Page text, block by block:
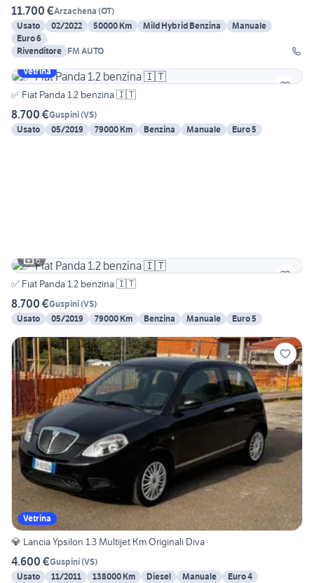
11.700 €Arzachena (OT)
Usato
02/2022 50000 Km Mild Hybrid Benzina
Manuale
Euro 6
Rivenditore FM AUTO
Vetrina
✅ Fiat Panda 1.2 benzina 🇮🇹
8.700 €Guspini(VS)
Usato
05/2019 79000 Km Benzina Manuale Euro 5
6
✅ Fiat Panda 1.2 benzina 🇮🇹
8.700 €Guspini(VS)
Usato
05/2019 79000 Km Benzina Manuale Euro 5
Vetrina
💎 Lancia Ypsilon 1.3 Multijet Km Originali Diva
4.600 €Guspini(VS)
Usato
11/2011 138000 Km Diesel Manuale Euro 4